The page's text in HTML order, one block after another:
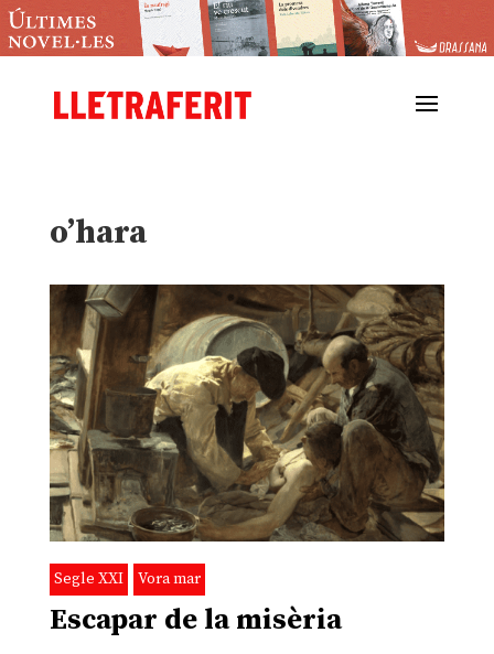
o’hara
Segle XXI Vora mar
Escapar de la misèria